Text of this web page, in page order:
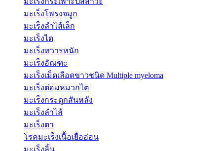
มะเร็งโพรงจมูก
มะเร็งลำไส้เล็ก
มะเร็งไต
มะเร็งทวารหนัก
มะเร็งอัณฑะ
มะเร็งเม็ดเลือดขาวชนิด Multiple myeloma
มะเร็งต่อมหมวกไต
มะเร็งกระดูกสันหลัง
มะเร็งลำไส้
มะเร็งตา
โรคมะเร็งเนื้อเยื่ออ่อน
มะเร็งลิ้น